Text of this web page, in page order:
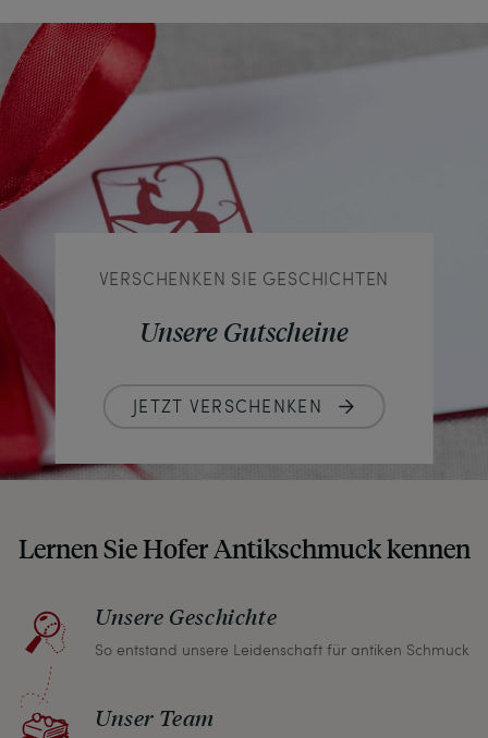
VERSCHENKEN SIE GESCHICHTEN
Unsere Gutscheine
JETZT VERSCHENKEN
Lernen Sie Hofer Antikschmuck kennen
Unsere Geschichte
So entstand unsere Leidenschaft für antiken Schmuck
Unser Team